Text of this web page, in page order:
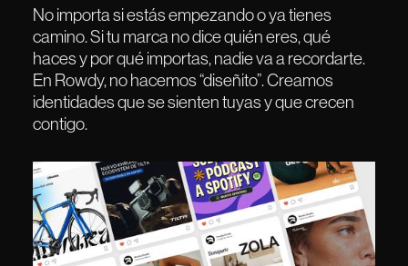
No importa si estás empezando o ya tienes
camino. Si tu marca no dice quién eres, qué
haces y por qué importas, nadie va a recordarte.
En Rowdy, no hacemos “diseñito”. Creamos
identidades que se sienten tuyas y que crecen
contigo.